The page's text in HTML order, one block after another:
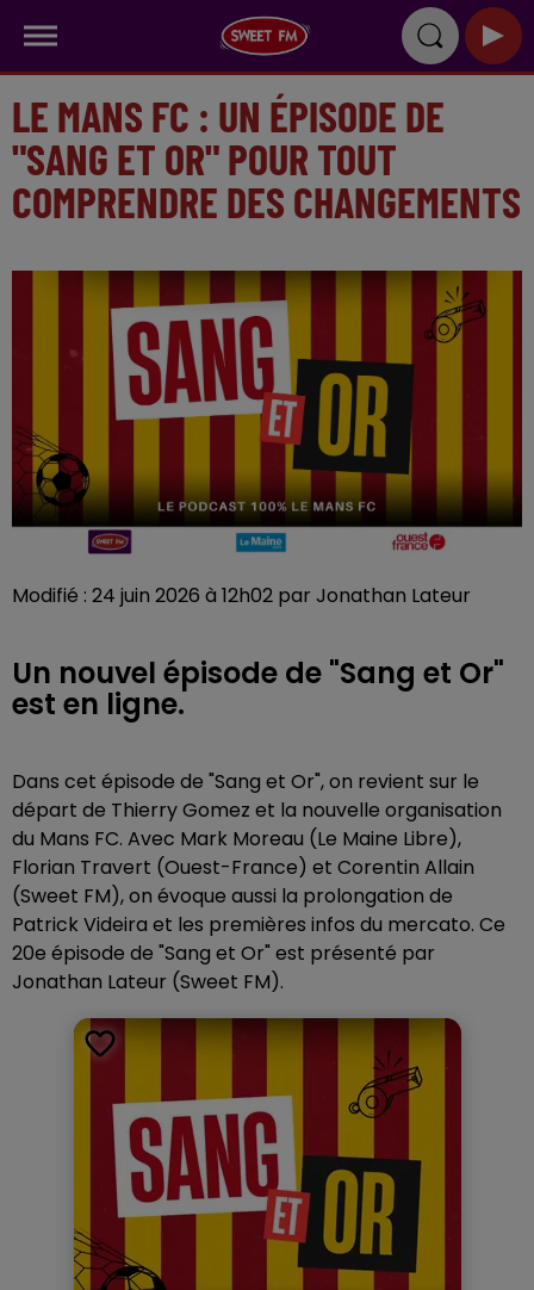
LE MANS FC : UN ÉPISODE DE
"SANG ET OR" POUR TOUT
COMPRENDRE DES CHANGEMENTS
Modifié : 24 juin 2026 à 12h02 par Jonathan Lateur
Un nouvel épisode de "Sang et Or"
est en ligne.
Dans cet épisode de "Sang et Or", on revient sur le
départ de Thierry Gomez et la nouvelle organisation
du Mans FC. Avec Mark Moreau (Le Maine Libre),
Florian Travert (Ouest-France) et Corentin Allain
(Sweet FM), on évoque aussi la prolongation de
Patrick Videira et les premières infos du mercato. Ce
20e épisode de "Sang et Or" est présenté par
Jonathan Lateur (Sweet FM).